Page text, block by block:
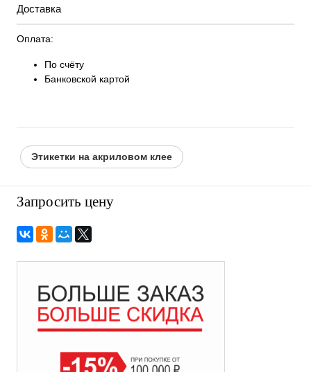
Доставка
Оплата:
По счёту
Банковской картой
Этикетки на акриловом клее
Запросить цену